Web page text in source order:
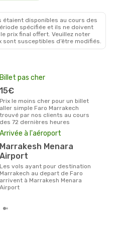
disponibles au cours des
spécifiée et ils ne doivent
prix final offert. Veuillez noter
sont susceptibles d’être modifiés.
Billet pas cher
15€
Prix le moins cher pour un billet
aller simple Faro Marrakech
trouvé par nos clients au cours
des 72 dernières heures
Arrivée à l'aéroport
Marrakesh Menara
Airport
Les vols ayant pour destination
Marrakech au depart de Faro
arrivent à Marrakesh Menara
Airport